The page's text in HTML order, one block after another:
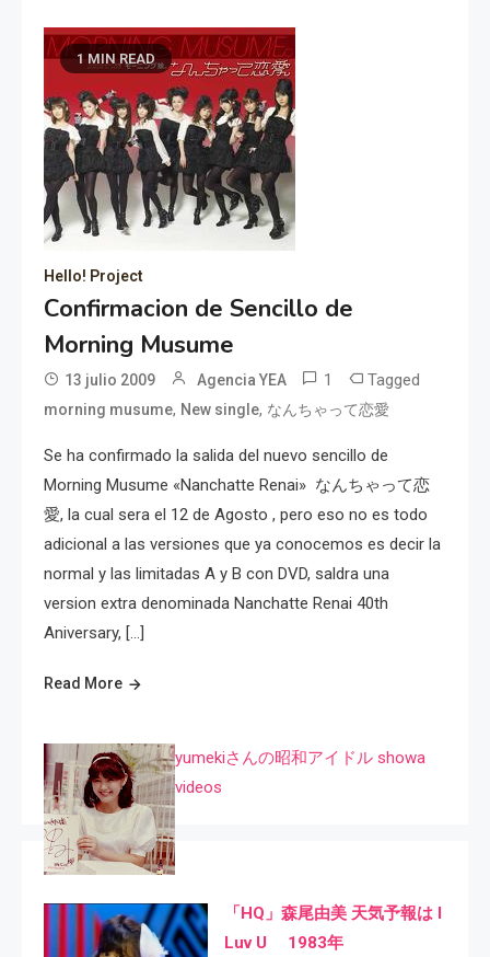
1 MIN READ
Hello! Project
Confirmacion de Sencillo de
Morning Musume
13 julio 2009 Agencia YEA 1 Tagged
morning musume, New single, なんちゃって恋愛
Se ha confirmado la salida del nuevo sencillo de
Morning Musume «Nanchatte Renai» なんちゃって恋
愛, la cual sera el 12 de Agosto , pero eso no es todo
adicional a las versiones que ya conocemos es decir la
normal y las limitadas A y B con DVD, saldra una
version extra denominada Nanchatte Renai 40th
Aniversary, […]
Read More
yumekiさんの昭和アイドル showa
videos
「HQ」森尾由美 天気予報は I
Luv U 1983年